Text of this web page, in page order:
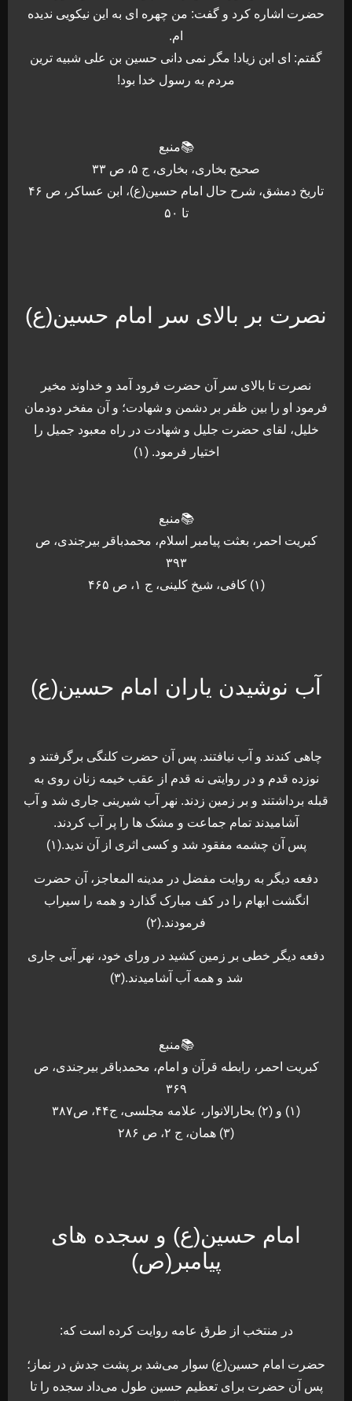
حضرت اشاره کرد و گفت: من چهره ای به این نیکویی ندیده
ام.
گفتم: ای ابن زیاد! مگر نمی دانی حسین بن علی شبیه ترین
مردم به رسول خدا بود!
📚منبع
صحیح بخاری، بخاری، ج ۵، ص ۳۳
تاریخ دمشق، شرح حال امام حسین(ع)، ابن عساکر، ص ۴۶
تا ۵۰
نصرت بر بالای سر امام حسین(ع)
نصرت تا بالای سر آن حضرت فرود آمد و خداوند مخیر
فرمود او را بین ظفر بر دشمن و شهادت؛ و آن مفخر دودمان
خلیل، لقای حضرت جلیل و شهادت در راه معبود جمیل را
اختیار فرمود. (۱)
📚منبع
کبریت احمر، بعثت پیامبر اسلام، محمدباقر بیرجندی، ص
۳۹۳
(۱) کافی، شیخ کلینی، ج ۱، ص ۴۶۵
آب نوشیدن یاران امام حسین(ع)
چاهی کندند و آب نیافتند. پس آن حضرت کلنگی برگرفتند و
نوزده قدم و در روایتی نه قدم از عقب خیمه زنان روی به
قبله برداشتند و بر زمین زدند. نهر آب شیرینی جاری شد و آب
آشامیدند تمام جماعت و مشک ها را پر آب کردند.
پس آن چشمه مفقود شد و کسی اثری از آن ندید.(۱)
دفعه دیگر به روایت مفضل در مدینه المعاجز، آن حضرت
انگشت ابهام را در کف مبارک گذارد و همه را سیراب
فرمودند.(۲)
دفعه دیگر خطی بر زمین کشید در ورای خود، نهر آبی جاری
شد و همه آب آشامیدند.(۳)
📚منبع
کبریت احمر، رابطه قرآن و امام، محمدباقر بیرجندی، ص
۳۶۹
(۱) و (۲) بحارالانوار، علامه مجلسی، ج۴۴، ص۳۸۷
(۳) همان، ج ۲، ص ۲۸۶
امام حسین(ع) و سجده های
پیامبر(ص)
در منتخب از طرق عامه روایت کرده است که:
حضرت امام حسین(ع) سوار می‌شد بر پشت جدش در نماز؛
پس آن حضرت برای تعظیم حسین طول می‌داد سجده را تا